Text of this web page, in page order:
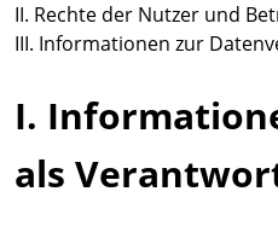
II. Rechte der Nutzer und
III. Informationen zur
I.
als